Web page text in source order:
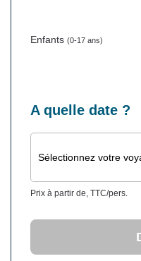
Enfants (0-17 ans)
A quelle date ?
Sélectionnez votre
Prix à partir de, TTC/pers.